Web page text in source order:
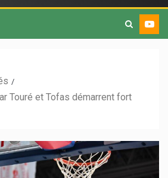
Touré et Tofas démarrent fort